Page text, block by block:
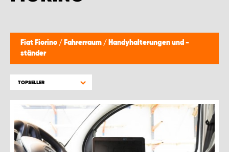
Fiat Fiorino / Fahrerraum / Handyhalterungen und -
ständer
TOPSELLER
MONTAGEPARTNER WIEN 1230
SCHAURAUM ÖSTERREICH